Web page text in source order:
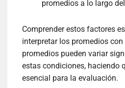
promedios a lo largo
Comprender estos factores
interpretar los promedios
promedios pueden variar
estas condiciones, haciendo
esencial para la evaluación.